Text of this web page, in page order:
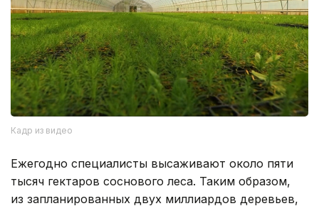
Кадр из видео
Ежегодно специалисты высаживают около пяти
тысяч гектаров соснового леса. Таким образом,
из запланированных двух миллиардов деревьев,